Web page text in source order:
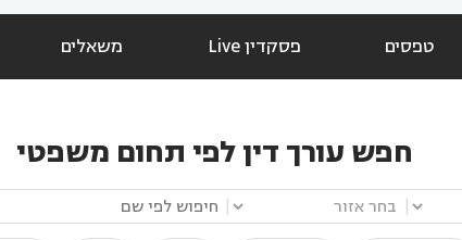
טפסים פסקדין Live משאלים
חפש עורך דין לפי תחום משפטי